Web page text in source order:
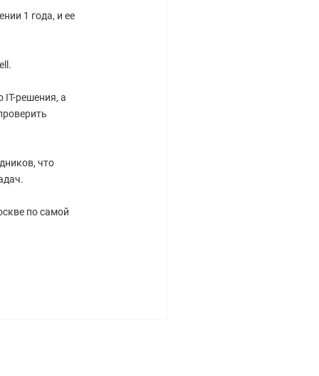
1 года, и ее
IT-решения, а
что
по самой